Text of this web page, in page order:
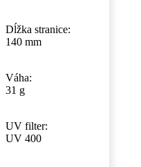
Dĺžka stranice:
140 mm
Váha:
31 g
UV filter:
UV 400